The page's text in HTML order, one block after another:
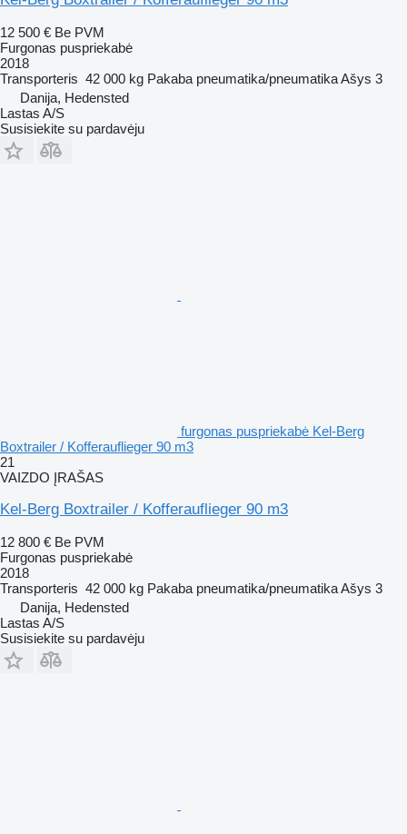
12 500 € Be PVM
Furgonas puspriekabė
2018
Transporteris 42 000 kg Pakaba pneumatika/pneumatikaAšys 3
Danija, Hedensted
Lastas A/S
Susisiekite su pardavėju
furgonas puspriekabė Kel-Berg
Boxtrailer / Kofferauflieger 90 m3
21
VAIZDO ĮRAŠAS
Kel-Berg Boxtrailer / Kofferauflieger 90 m3
12 800 € Be PVM
Furgonas puspriekabė
2018
Transporteris 42 000 kg Pakaba pneumatika/pneumatikaAšys 3
Danija, Hedensted
Lastas A/S
Susisiekite su pardavėju